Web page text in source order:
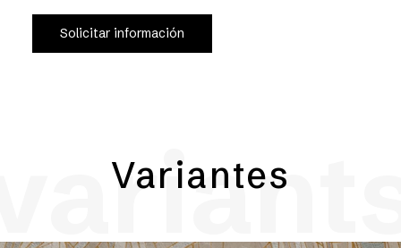
Solicitar información
Variantes